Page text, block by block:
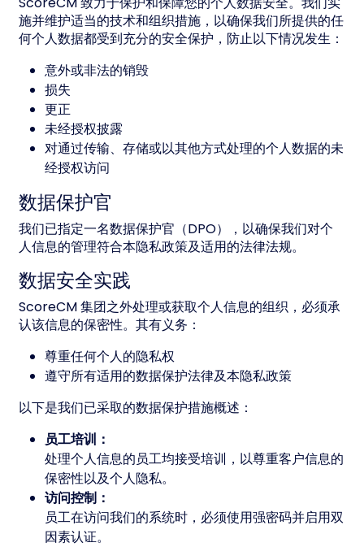
施并维护适当的技术和组织措施，以确保我们所提供的任
何个人数据都受到充分的安全保护，防止以下情况发生：
意外或非法的销毁
损失
更正
未经授权披露
对通过传输、存储或以其他方式处理的个人数据的未
经授权访问
数据保护官
我们已指定一名数据保护官（DPO），以确保我们对个
人信息的管理符合本隐私政策及适用的法律法规。
数据安全实践
ScoreCM 集团之外处理或获取个人信息的组织，必须承
认该信息的保密性。其有义务：
尊重任何个人的隐私权
遵守所有适用的数据保护法律及本隐私政策
以下是我们已采取的数据保护措施概述：
员工培训：
处理个人信息的员工均接受培训，以尊重客户信息的
保密性以及个人隐私。
访问控制：
员工在访问我们的系统时，必须使用强密码并启用双
因素认证。